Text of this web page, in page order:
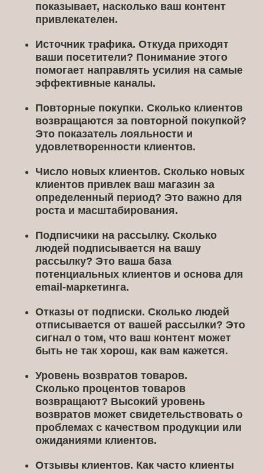
показывает, насколько ваш контент
привлекателен.
Источник трафика. Откуда приходят
ваши посетители? Понимание этого
помогает направлять усилия на самые
эффективные каналы.
Повторные покупки. Сколько клиентов
возвращаются за повторной покупкой?
Это показатель лояльности и
удовлетворенности клиентов.
Число новых клиентов. Сколько новых
клиентов привлек ваш магазин за
определенный период? Это важно для
роста и масштабирования.
Подписчики на рассылку. Сколько
людей подписывается на вашу
рассылку? Это ваша база
потенциальных клиентов и основа для
email-маркетинга.
Отказы от подписки. Сколько людей
отписывается от вашей рассылки? Это
сигнал о том, что ваш контент может
быть не так хорош, как вам кажется.
Уровень возвратов товаров.
Сколько процентов товаров
возвращают? Высокий уровень
возвратов может свидетельствовать о
проблемах с качеством продукции или
ожиданиями клиентов.
Отзывы клиентов. Как часто клиенты